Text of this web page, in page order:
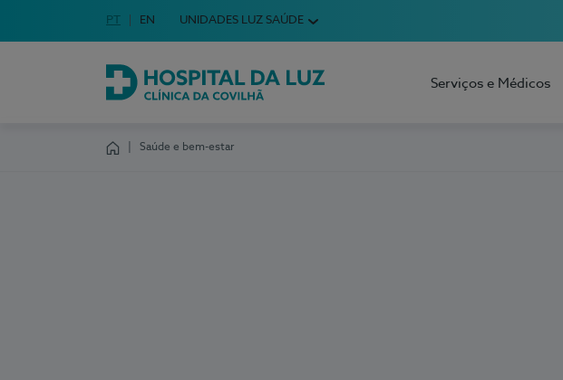
Escolha o seu idioma
Idioma em Português
PT English Language
EN UNIDADES LUZ SAÚDE
Hospital da Luz Clínica da Covilhã
Serviços e Médicos
Saúde e bem-estar